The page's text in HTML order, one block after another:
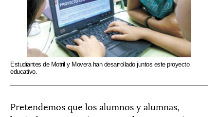
Estudiantes de Motril y Movera han desarrollado juntos este proyecto
educativo.
Pretendemos que los alumnos y alumnas,